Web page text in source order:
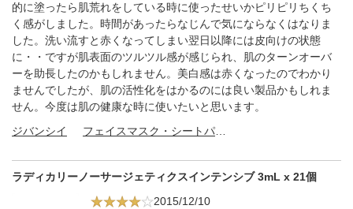
的に塗ったら肌荒れをしている時に使ったせいかピリピリちくち
く感がしました。時間があったらなじんで気にならなくはなりま
した。洗い流すと赤くなってしまい翌日以降には皮向けの状態
に・・ですが肌表面のツルツル感が感じられ、肌のターンオーバ
ーを助長したのかもしれません。美白感は赤くなったのでわかり
ませんでしたが、肌の活性化をはかるのには良い製品かもしれま
せん。今度は肌の健康な時に使いたいと思います。
ジバンシイ
ラディカリーノーサージェティクスインテンシブ 3mL x 21個
2015/12/10